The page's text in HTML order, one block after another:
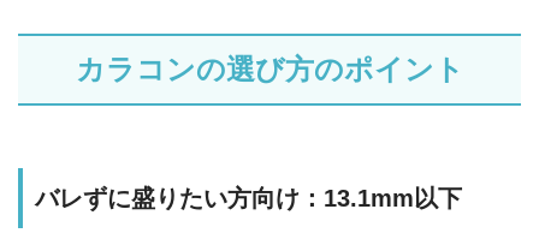
カラコンの選び方のポイント
バレずに盛りたい方向け：13.1mm以下